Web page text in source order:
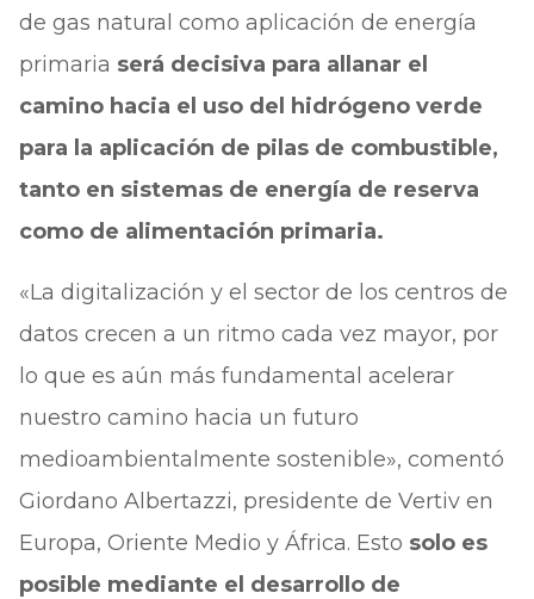
de gas natural como aplicación de energía
primaria será decisiva para allanar el
camino hacia el uso del hidrógeno verde
para la aplicación de pilas de combustible,
tanto en sistemas de energía de reserva
como de alimentación primaria.
«La digitalización y el sector de los centros de
datos crecen a un ritmo cada vez mayor, por
lo que es aún más fundamental acelerar
nuestro camino hacia un futuro
medioambientalmente sostenible», comentó
Giordano Albertazzi, presidente de Vertiv en
Europa, Oriente Medio y África. Esto solo es
posible mediante el desarrollo de